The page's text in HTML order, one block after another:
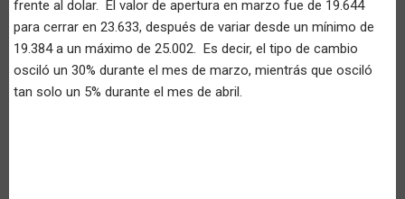
frente al dolar. El valor de apertura en marzo fue de 19.644
para cerrar en 23.633, después de variar desde un mínimo de
19.384 a un máximo de 25.002. Es decir, el tipo de cambio
osciló un 30% durante el mes de marzo, mientrás que osciló
tan solo un 5% durante el mes de abril.